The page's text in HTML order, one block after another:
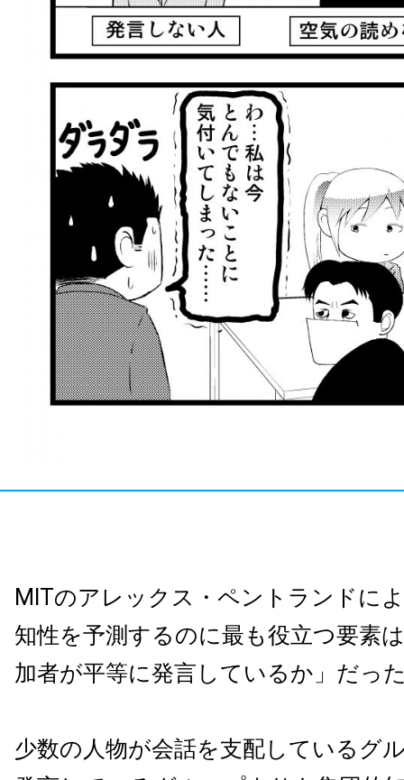
MITのアレックス・ペントランドに
知性を予測するのに最も役立つ要素
加者が平等に発言しているか」だっ
少数の人物が会話を支配しているグ